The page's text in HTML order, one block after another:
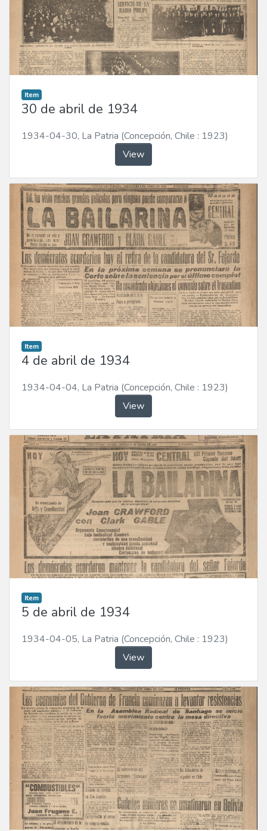
Item
30 de abril de 1934
1934-04-30, La Patria (Concepción, Chile : 1923)
View
Item
4 de abril de 1934
1934-04-04, La Patria (Concepción, Chile : 1923)
View
Item
5 de abril de 1934
1934-04-05, La Patria (Concepción, Chile : 1923)
View